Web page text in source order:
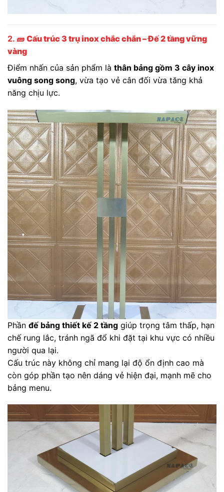
2. 🧱 Cấu trúc 3 trụ inox chắc chắn – Đế 2 tầng vững
vàng
Điểm nhấn của sản phẩm là thân bảng gồm 3 cây inox
vuông song song, vừa tạo vẻ cân đối vừa tăng khả
năng chịu lực.
Phần đế bảng thiết kế 2 tầng giúp trọng tâm thấp, hạn
chế rung lắc, tránh ngã đổ khi đặt tại khu vực có nhiều
người qua lại.
Cấu trúc này không chỉ mang lại độ ổn định cao mà
còn góp phần tạo nên dáng vẻ hiện đại, mạnh mẽ cho
bảng menu.